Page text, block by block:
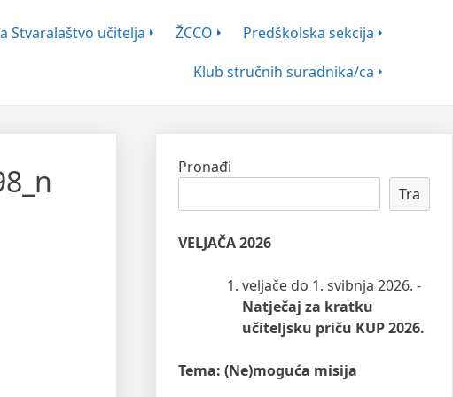
Stvaralaštvo učitelja ŽCCO
Predškolska sekcija
Klub stručnih suradnika/ca
Pronađi
Tra
VELJAČA 2026
veljače do 1. svibnja 2026. -
Natječaj za kratku
učiteljsku priču KUP 2026.
Tema: (Ne)moguća misija